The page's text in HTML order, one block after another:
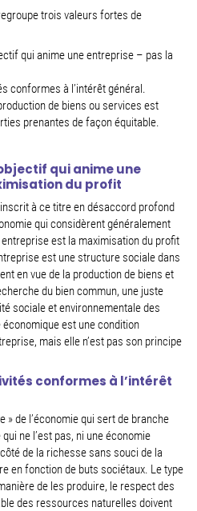
trois valeurs fortes de
qui anime une entreprise – pas la
conformes à l’intérêt général.
de biens ou services est
prenantes de façon équitable.
qui anime une
du profit
à ce titre en désaccord profond
qui considèrent généralement
entreprise est la maximisation du profit
est une structure sociale dans
en vue de la production de biens et
du bien commun, une juste
sociale et environnementale des
est une condition
mais elle n’est pas son principe
conformes à l’intérêt
» de l’économie qui sert de branche
ne l’est pas, ni une économie
de la richesse sans souci de la
en fonction de buts sociétaux. Le type
de les produire, le respect des
des ressources naturelles doivent